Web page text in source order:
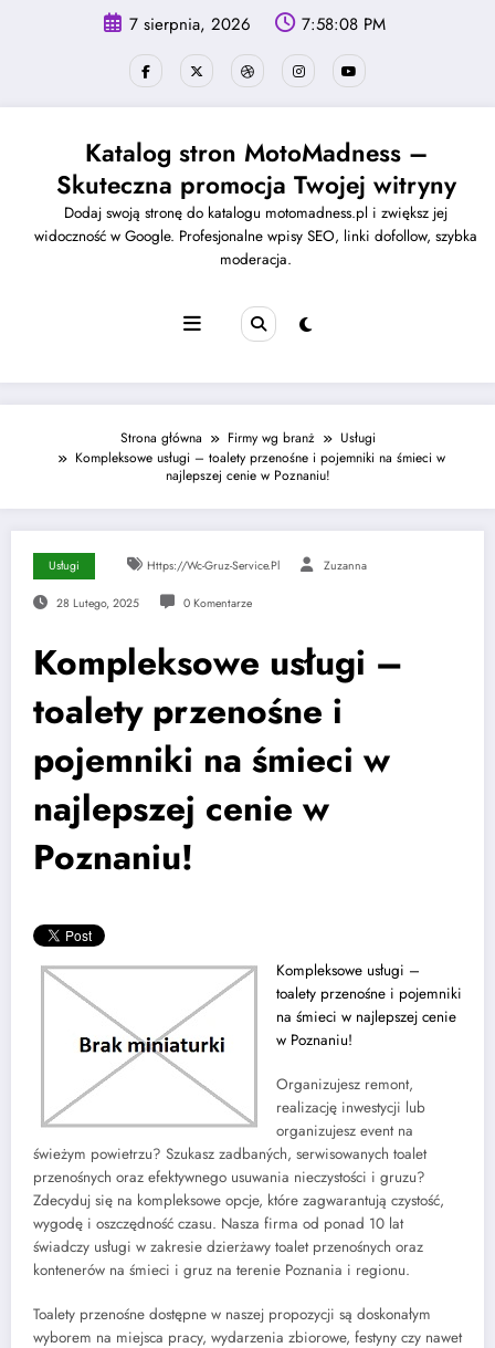
7 sierpnia, 2026 7:58:08 PM
Katalog stron MotoMadness –
Skuteczna promocja Twojej witryny
Dodaj swoją stronę do katalogu motomadness.pl i zwiększ jej
widoczność w Google. Profesjonalne wpisy SEO, linki dofollow, szybka
moderacja.
Strona główna Firmy wg branż
Usługi
Kompleksowe usługi – toalety przenośne i pojemniki na śmieci w
najlepszej cenie w Poznaniu!
Usługi Https://wc-Gruz-Service.pl Zuzanna
28 Lutego, 2025 0 Komentarze
Kompleksowe usługi –
toalety przenośne i
pojemniki na śmieci w
najlepszej cenie w
Poznaniu!
Kompleksowe usługi –
toalety przenośne i pojemniki
na śmieci w najlepszej cenie
w Poznaniu!
Organizujesz remont,
realizację inwestycji lub
organizujesz event na
świeżym powietrzu? Szukasz zadbaných, serwisowanych toalet
przenośnych oraz efektywnego usuwania nieczystości i gruzu?
Zdecyduj się na kompleksowe opcje, które zagwarantują czystość,
wygodę i oszczędność czasu. Nasza firma od ponad 10 lat
świadczy usługi w zakresie dzierżawy toalet przenośnych oraz
kontenerów na śmieci i gruz na terenie Poznania i regionu.
Toalety przenośne dostępne w naszej propozycji są doskonałym
wyborem na miejsca pracy, wydarzenia zbiorowe, festyny czy nawet